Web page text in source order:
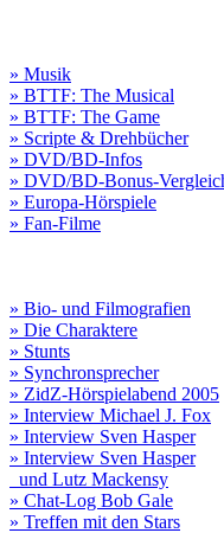
» Musik
» BTTF: The Musical
» BTTF: The Game
» Scripte & Drehbücher
» DVD/BD-Infos
» DVD/BD-Bonus-
» Europa-Hörspiele
» Fan-Filme
» Bio- und Filmografien
» Die Charaktere
» Stunts
» Synchronsprecher
» ZidZ-Hörspielabend 2005
» Interview Michael J. Fox
» Interview Sven Hasper
» Interview Sven Hasper
und Lutz Mackensy
» Chat-Log Bob Gale
» Treffen mit den Stars